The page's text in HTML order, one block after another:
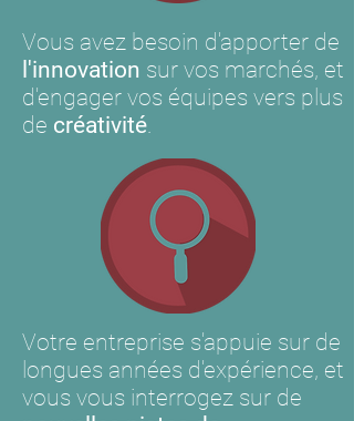
Vous avez besoin d'apporter de
l'innovation sur vos marchés, et
d'engager vos équipes vers plus
de créativité.
Votre entreprise s'appuie sur de
longues années d'expérience, et
vous vous interrogez sur de